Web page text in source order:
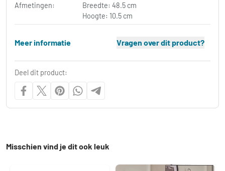
Afmetingen:
Breedte: 48.5 cm
Hoogte: 10.5 cm
Meer informatie Vragen over dit product?
Deel dit product:
Misschien vind je dit ook leuk